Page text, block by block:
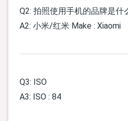
Q2: 拍照使用手机的品牌是什
A2: 小米/红米 Make : Xiaomi
Q3: ISO
A3: ISO : 84